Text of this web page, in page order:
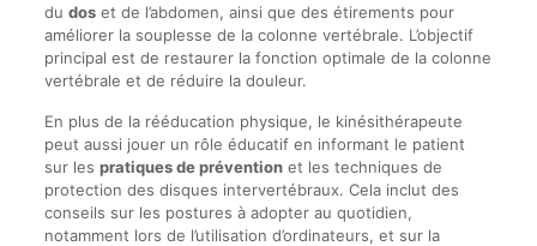
du doset de l’abdomen, ainsi que des étirements pour
améliorer la souplesse de la colonne vertébrale. L’objectif
principal est de restaurer la fonction optimale de la colonne
vertébrale et de réduire la douleur.
En plus de la rééducation physique, le kinésithérapeute
peut aussi jouer un rôle éducatif en informant le patient
sur les pratiques de préventionet les techniques de
protection des disques intervertébraux. Cela inclut des
conseils sur les postures à adopter au quotidien,
notamment lors de l’utilisation d’ordinateurs, et sur la